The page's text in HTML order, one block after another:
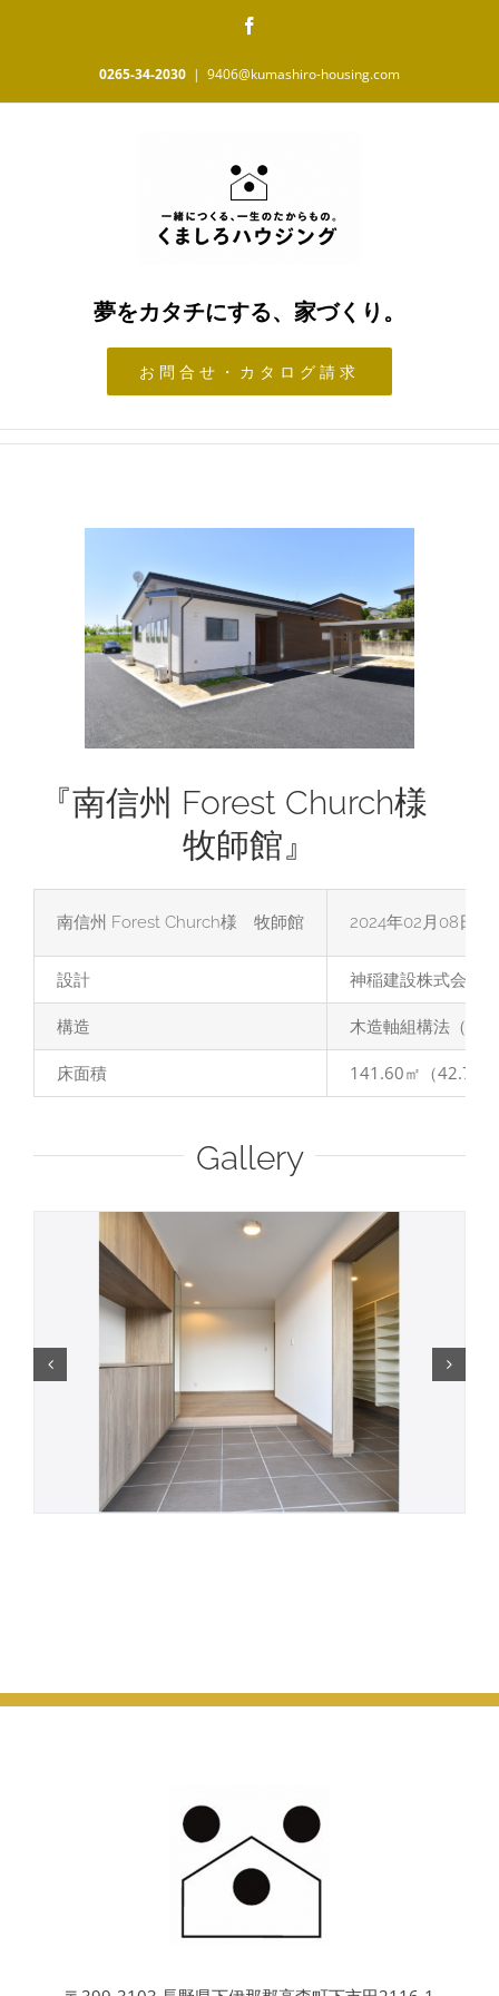
0265-34-2030 | 9406@kumashiro-housing.com
夢をカタチにする、家づくり。
お問合せ・カタログ請求
『南信州 Forest Church様
牧師館』
南信州 Forest Church様 牧師館 2024年02月08日
設計 神稲建設株式会社
構造 木造軸組構法（在
床面積 141.60㎡（42.75
Gallery